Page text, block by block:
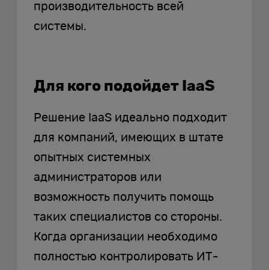
производительность всей
системы.
Для кого подойдет IaaS
Решение IaaS идеально подходит
для компаний, имеющих в штате
опытных системных
администраторов или
возможность получить помощь
таких специалистов со стороны.
Когда организации необходимо
полностью контролировать ИТ-